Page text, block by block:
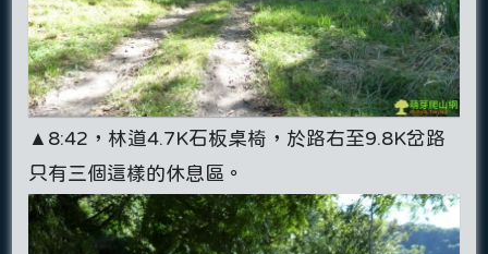
▲8:42，林道4.7K石板桌椅，於路右至9.8K岔路
只有三個這樣的休息區。